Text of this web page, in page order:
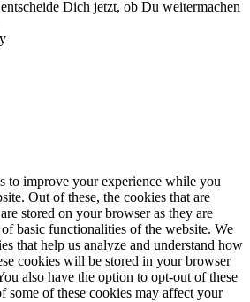
Dich jetzt, ob Du weitermachen
to improve your experience while you
Out of these, the cookies that are
stored on your browser as they are
basic functionalities of the website. We
that help us analyze and understand how
cookies will be stored in your browser
also have the option to opt-out of these
some of these cookies may affect your